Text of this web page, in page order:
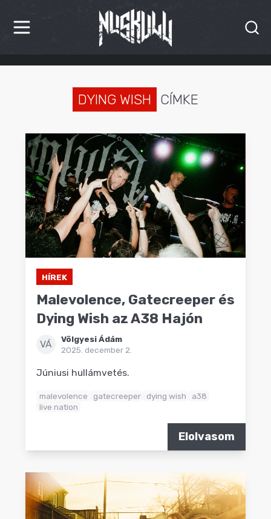
HÍREK
INTERJÚK
PREMIEREK
KULT
MÁSVILÁG
DYING WISH CÍMKE
HÍREK
Malevolence, Gatecreeper és
Dying Wish az A38 Hajón
VÁ
Völgyesi Ádám
2025. december 2.
Júniusi hullámvetés.
malevolence gatecreeper dying wish
a38
live nation
Elolvasom